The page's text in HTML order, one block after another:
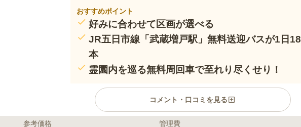
おすすめポイント
好みに合わせて区画が選べる
JR五日市線「武蔵増戸駅」無料送迎バスが1日18
本
霊園内を巡る無料周回車で至れり尽くせり！
コメント・口コミを見る
参考価格 管理費